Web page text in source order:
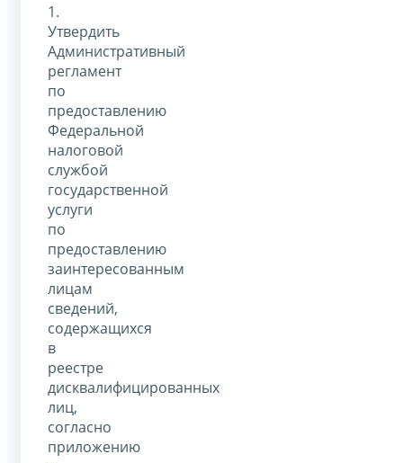
1.
Утвердить
Административный
регламент
по
предоставлению
Федеральной
налоговой
службой
государственной
услуги
по
предоставлению
заинтересованным
лицам
сведений,
содержащихся
в
реестре
дисквалифицированных
лиц,
согласно
приложению